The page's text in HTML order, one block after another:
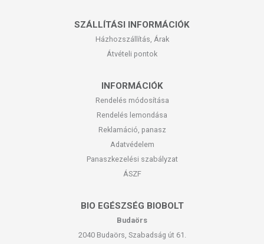
SZÁLLÍTÁSI INFORMÁCIÓK
Házhozszállítás, Árak
Átvételi pontok
INFORMÁCIÓK
Rendelés módosítása
Rendelés lemondása
Reklamáció, panasz
Adatvédelem
Panaszkezelési szabályzat
ÁSZF
BIO EGÉSZSÉG BIOBOLT
Budaörs
2040 Budaörs, Szabadság út 61.